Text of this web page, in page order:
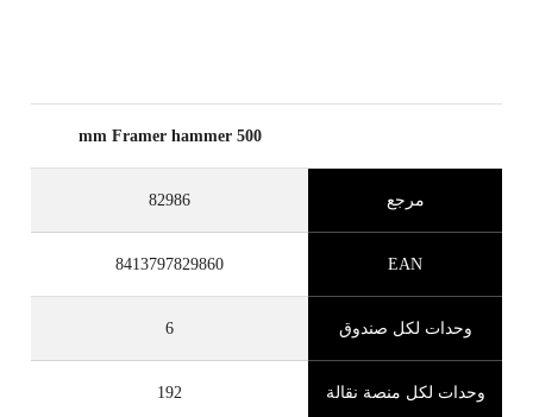
500 mm Framer hammer
مرجع 82986
EAN
8413797829860
وحدات لكل صندوق 6
وحدات لكل منصة نقالة 192